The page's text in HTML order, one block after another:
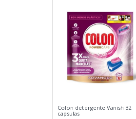
Colon detergente Vanish 32
capsulas